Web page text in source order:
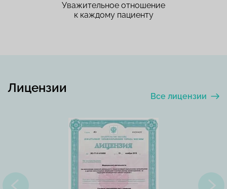
Уважительное отношение
к каждому пациенту
Лицензии
Все лицензии